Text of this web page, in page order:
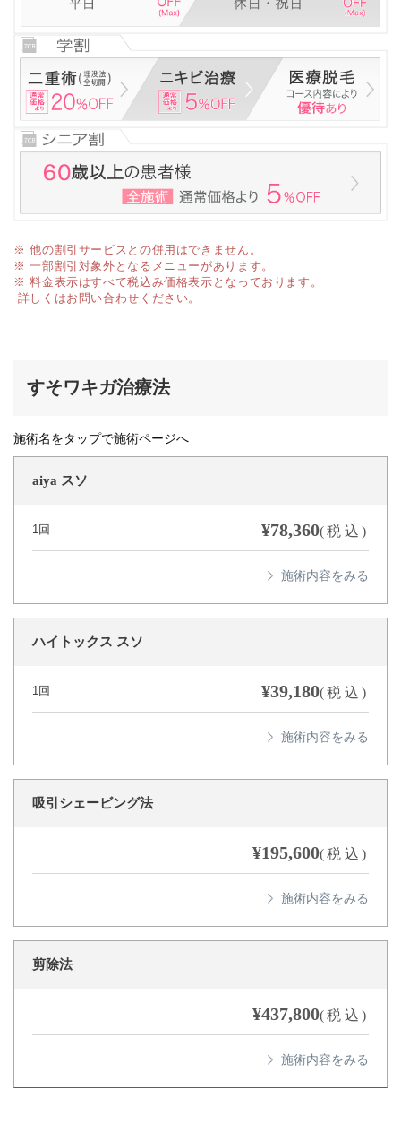
※ 他の割引サービスとの併用はできません。
※ 一部割引対象外となるメニューがあります。
※ 料金表示はすべて税込み価格表示となっております。
詳しくはお問い合わせください。
すそワキガ治療法
施術名をタップで施術ページへ
aiya スソ
1回 ¥78,360(税込)
ハイトックス スソ
1回 ¥39,180(税込)
吸引シェービング法
¥195,600(税込)
剪除法
¥437,800(税込)